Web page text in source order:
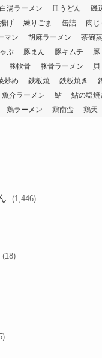
白湯ラーメン 皿うどん 磯
げ 練りごま 缶詰 肉じ
マン 胡麻ラーメン 茶碗
ぶ 豚まん 豚キムチ 豚
豚軟骨 豚骨ラーメン 貝
炒め 鉄板焼 鉄板焼き
魚介ラーメン 鮎 鮎の塩焼
鶏ラーメン 鶏南蛮 鶏天
(1,446)
(18)